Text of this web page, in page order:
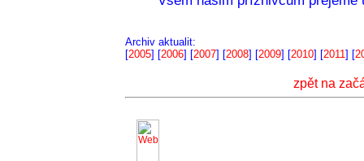
Archiv aktualit:
[2005] [2006] [2007] [2008] [2009] [2010] [2011] [
zpět na